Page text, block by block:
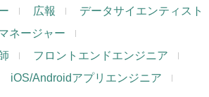
広報
データサイエンティスト
ネージャー
フロントエンドエンジニア
iOS/Androidアプリエンジニア